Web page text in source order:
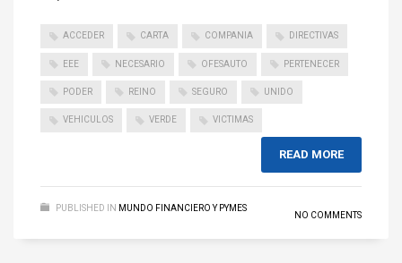
ACCEDER CARTA COMPANIA DIRECTIVAS
EEE NECESARIO OFESAUTO PERTENECER
PODER REINO SEGURO UNIDO
VEHICULOS VERDE VICTIMAS
READ MORE
PUBLISHED IN MUNDO FINANCIERO Y PYMES
NO COMMENTS